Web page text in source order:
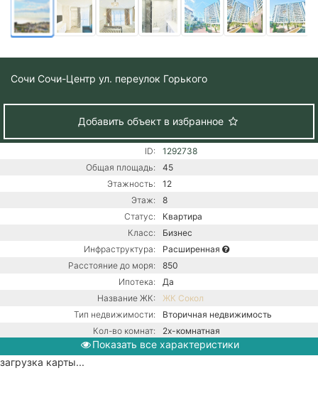
Сочи Сочи-Центр ул. переулок Горького
Добавить объект в избранное
ID:
1292738
Общая площадь:
45
Этажность:
12
Этаж:
8
Статус:
Квартира
Класс:
Бизнес
Инфраструктура:
Расширенная
Расстояние до моря:
850
Ипотека:
Да
Название ЖК:
ЖК Сокол
Тип недвижимости:
Вторичная недвижимость
Кол-во комнат:
2х-комнатная
Тип дома:
Монолитный
Показать все характеристики
загрузка карты...